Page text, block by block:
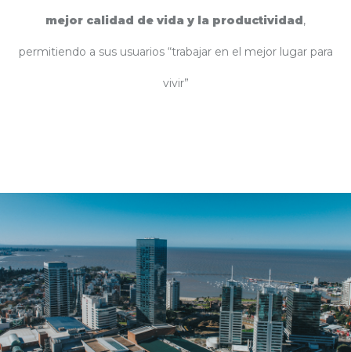
mejor calidad de vida y la productividad,
permitiendo a sus usuarios “trabajar en el mejor lugar para
vivir”